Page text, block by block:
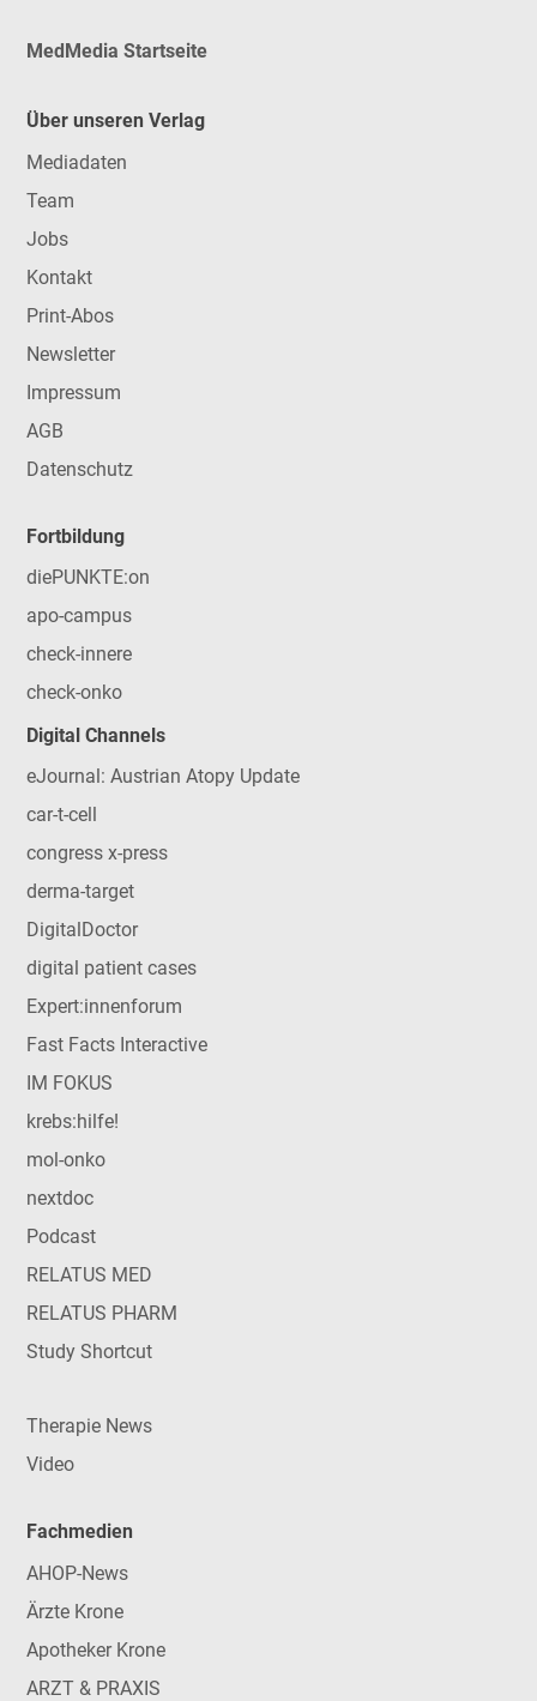
MedMedia Startseite
Über unseren Verlag
Mediadaten
Team
Jobs
Kontakt
Print-Abos
Newsletter
Impressum
AGB
Datenschutz
Fortbildung
diePUNKTE:on
apo-campus
check-innere
check-onko
Digital Channels
eJournal: Austrian Atopy Update
car-t-cell
congress x-press
derma-target
DigitalDoctor
digital patient cases
Expert:innenforum
Fast Facts Interactive
IM FOKUS
krebs:hilfe!
mol-onko
nextdoc
Podcast
RELATUS MED
RELATUS PHARM
Study Shortcut
Therapie News
Video
Fachmedien
AHOP-News
Ärzte Krone
Apotheker Krone
ARZT & PRAXIS